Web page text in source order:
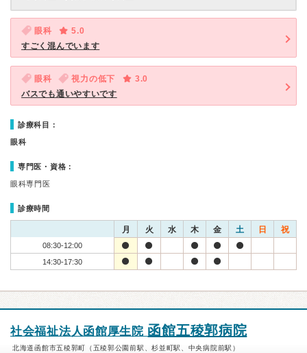
眼科
5.0
すごく混んでいます
眼科 視力の低下
3.0
バスでも通いやすいです
診療科目：
眼科
専門医・資格：
眼科専門医
診療時間
月 火 水 木 金 土 日 祝
08:30-12:00
14:30-17:30
社会福祉法人函館厚生院 函館五稜郭病院
北海道函館市五稜郭町（五稜郭公園前駅、杉並町駅、中央病院前駅）